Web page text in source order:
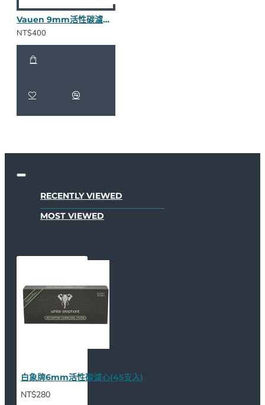
Vauen 9mm活性碳濾心（含100顆新款Vauen濾心)
NT$400
RECENTLY VIEWED
MOST VIEWED
白象牌6mm活性碳濾心(45支入)
NT$280